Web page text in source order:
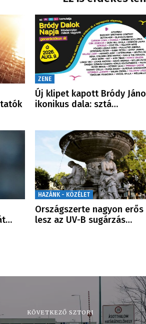
ZENE
Új klipet kapott Bródy
ikonikus dala: sztá…
HAZÁNK - KÖZÉLET
Országszerte nagyon erős
lesz az UV-B sugárzás…
KÖVETKEZŐ SZTORI